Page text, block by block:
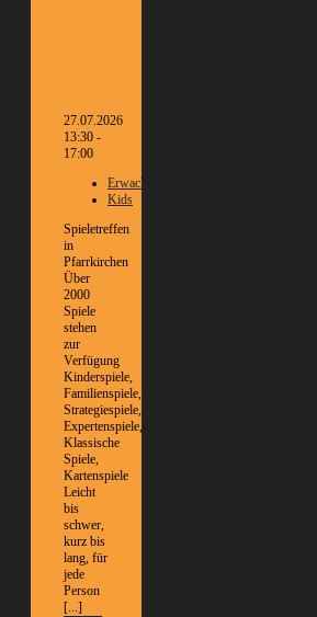
27.07.2026
13:30 -
17:00
Erwachsene
Kids
Spieletreffen
in
Pfarrkirchen
Über
2000
Spiele
stehen
zur
Verfügung
Kinderspiele,
Familienspiele,
Strategiespiele,
Expertenspiele,
Klassische
Spiele,
Kartenspiele
Leicht
bis
schwer,
kurz bis
lang, für
jede
Person
[...]